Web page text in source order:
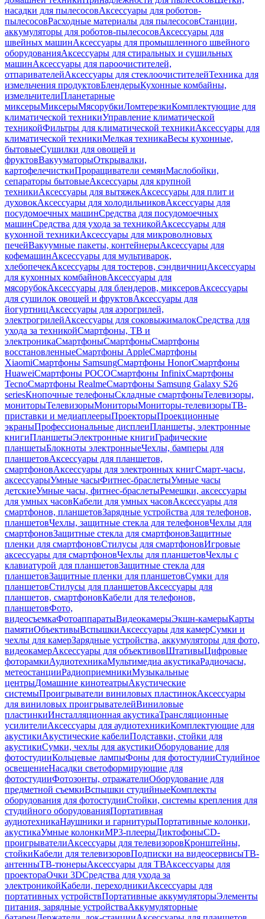
насадки для пылесосовАксессуары для роботов-
пылесосовРасходные материалы для пылесосовСтанции,
аккумуляторы для роботов-пылесосовАксессуары для
швейных машинАксессуары для промышленного швейного
оборудованияАксессуары для стиральных и сушильных
машинАксессуары для пароочистителей,
отпаривателейАксессуары для стеклоочистителейТехника для
измельчения продуктовБлендерыКухонные комбайны,
измельчителиПланетарные
миксерыМиксерыМясорубкиЛомтерезкиКомплектующие для
климатической техникиУправление климатической
техникойФильтры для климатической техникиАксессуары для
климатической техникиМелкая техникаВесы кухонные,
бытовыеСушилки для овощей и
фруктовВакууматорыОткрывалки,
картофелечисткиПроращиватели семянМаслобойки,
сепараторы бытовыеАксессуары для крупной
техникиАксессуары для вытяжекАксессуары для плит и
духовокАксессуары для холодильниковАксессуары для
посудомоечных машинСредства для посудомоечных
машинСредства для ухода за техникойАксессуары для
кухонной техникиАксессуары для микроволновых
печейВакуумные пакеты, контейнерыАксессуары для
кофемашинАксессуары для мультиварок,
хлебопечекАксессуары для тостеров, сэндвичницАксессуары
для кухонных комбайновАксессуары для
мясорубокАксессуары для блендеров, миксеровАксессуары
для сушилок овощей и фруктовАксессуары для
йогуртницАксессуары для аэрогрилей,
электрогрилейАксессуары для соковыжималокСредства для
ухода за техникойСмартфоны, ТВ и
электроникаСмартфоныСмартфоныСмартфоны
восстановленныеСмартфоны AppleСмартфоны
XiaomiСмартфоны SamsungСмартфоны HonorСмартфоны
HuaweiСмартфоны POCOСмартфоны InfinixСмартфоны
TecnoСмартфоны RealmeСмартфоны Samsung Galaxy S26
seriesКнопочные телефоныСкладные смартфоныТелевизоры,
мониторыТелевизорыМониторыМониторы-телевизорыТВ-
приставки и медиаплеерыПроекторыПроекционные
экраныПрофессиональные дисплеиПланшеты, электронные
книгиПланшетыЭлектронные книгиГрафические
планшетыБлокноты электронныеЧехлы, бамперы для
планшетовАксессуары для планшетов,
смартфоновАксессуары для электронных книгСмарт-часы,
аксессуарыУмные часыФитнес-браслетыУмные часы
детскиеУмные часы, фитнес-браслетыРемешки, аксессуары
для умных часовКабели для умных часовАксессуары для
смартфонов, планшетовЗарядные устройства для телефонов,
планшетовЧехлы, защитные стекла для телефоновЧехлы для
смартфоновЗащитные стекла для смартфоновЗащитные
пленки для смартфоновСтилусы для смартфоновИгровые
аксессуары для смартфоновЧехлы для планшетовЧехлы с
клавиатурой для планшетовЗащитные стекла для
планшетовЗащитные пленки для планшетовСумки для
планшетовСтилусы для планшетовАксессуары для
планшетов, смартфоновКабели для телефонов,
планшетовФото,
видеосъемкаФотоаппаратыВидеокамерыЭкшн-камерыКарты
памятиОбъективыВспышкиАксессуары для камерСумки и
чехлы для камерЗарядные устройства, аккумуляторы для фото,
видеокамерАксессуары для объективовШтативыЦифровые
фоторамкиАудиотехникаМультимедиа акустикаРадиочасы,
метеостанцииРадиоприемникиМузыкальные
центрыДомашние кинотеатрыАкустические
системыПроигрыватели виниловых пластинокАксессуары
для виниловых проигрывателейВиниловые
пластинкиИнсталляционная акустикаТрансляционные
усилителиАксессуары для аудиотехникиКомплектующие для
акустикиАкустические кабелиПодставки, стойки для
акустикиСумки, чехлы для акустикиОборудование для
фотостудииКольцевые лампыФоны для фотостудииСтудийное
освещениеНасадки светоформирующие для
фотостудииФотозонты, отражателиОборудование для
предметной съемкиВспышки студийныеКомплекты
оборудования для фотостудииСтойки, системы крепления для
студийного оборудованияПортативная
аудиотехникаНаушники и гарнитурыПортативные колонки,
акустикаУмные колонкиMP3-плеерыДиктофоныCD-
проигрывателиАксессуары для телевизоровКронштейны,
стойкиКабели для телевизоровПодписки на видеосервисыТВ-
антенныТВ-тюнерыАксессуары для ТВАксессуары для
проектораОчки 3DСредства для ухода за
электроникойКабели, переходникиАксессуары для
портативных устройствПортативные аккумуляторыЭлементы
питания, зарядные устройстваАккумуляторные